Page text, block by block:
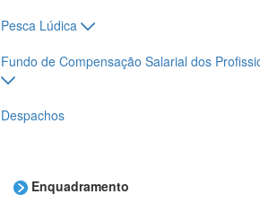
Pesca Lúdica
Fundo de Compensação Salarial dos
Despachos
Enquadramento